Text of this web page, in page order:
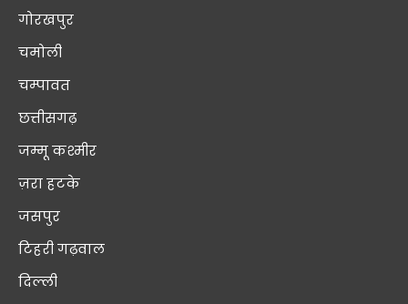
गोरखपुर
चमोली
चम्पावत
छत्तीसगढ़
जम्मू कश्मीर
ज़रा हटके
जसपुर
टिहरी गढ़वाल
दिल्ली